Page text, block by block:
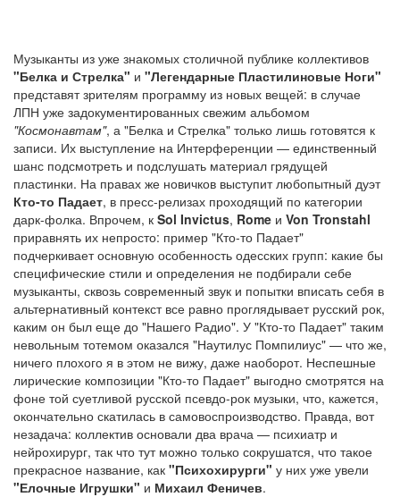
Музыканты из уже знакомых столичной публике коллективов
"Белка и Стрелка" и "Легендарные Пластилиновые Ноги"
представят зрителям программу из новых вещей: в случае
ЛПН уже задокументированных свежим альбомом
"Космонавтам", а "Белка и Стрелка" только лишь готовятся к
записи. Их выступление на Интерференции — единственный
шанс подсмотреть и подслушать материал грядущей
пластинки. На правах же новичков выступит любопытный дуэт
Кто-то Падает, в пресс-релизах проходящий по категории
дарк-фолка. Впрочем, к Sol Invictus, Rome и Von Tronstahl
приравнять их непросто: пример "Кто-то Падает"
подчеркивает основную особенность одесских групп: какие бы
специфические стили и определения не подбирали себе
музыканты, сквозь современный звук и попытки вписать себя в
альтернативный контекст все равно проглядывает русский рок,
каким он был еще до "Нашего Радио". У "Кто-то Падает" таким
невольным тотемом оказался "Наутилус Помпилиус" — что же,
ничего плохого я в этом не вижу, даже наоборот. Неспешные
лирические композиции "Кто-то Падает" выгодно смотрятся на
фоне той суетливой русской псевдо-рок музыки, что, кажется,
окончательно скатилась в самовоспроизводство. Правда, вот
незадача: коллектив основали два врача — психиатр и
нейрохирург, так что тут можно только сокрушатся, что такое
прекрасное название, как "Психохирурги" у них уже увели
"Елочные Игрушки" и Михаил Феничев.